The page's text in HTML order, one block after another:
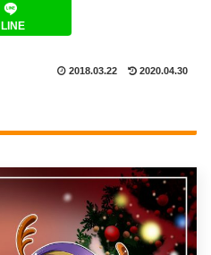
LINE
2018.03.22 2020.04.30